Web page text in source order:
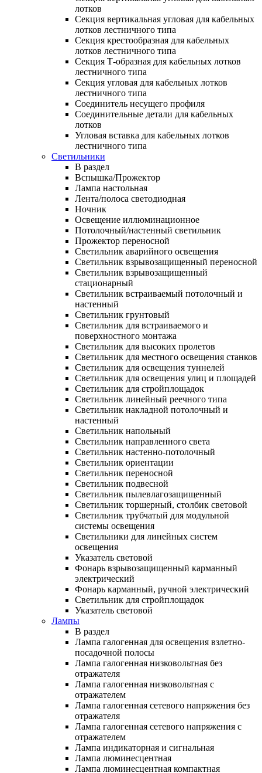
лотков
Секция вертикальная угловая для кабельных
лотков лестничного типа
Секция крестообразная для кабельных
лотков лестничного типа
Секция Т-образная для кабельных лотков
лестничного типа
Секция угловая для кабельных лотков
лестничного типа
Соединитель несущего профиля
Соединительные детали для кабельных
лотков
Угловая вставка для кабельных лотков
лестничного типа
Светильники
В раздел
Вспышка/Прожектор
Лампа настольная
Лента/полоса светодиодная
Ночник
Освещение иллюминационное
Потолочный/настенный светильник
Прожектор переносной
Светильник аварийного освещения
Светильник взрывозащищенный переносной
Светильник взрывозащищенный
стационарный
Светильник встраиваемый потолочный и
настенный
Светильник грунтовый
Светильник для встраиваемого и
поверхностного монтажа
Светильник для высоких пролетов
Светильник для местного освещения станков
Светильник для освещения туннелей
Светильник для освещения улиц и площадей
Светильник для стройплощадок
Светильник линейный реечного типа
Светильник накладной потолочный и
настенный
Светильник напольный
Светильник направленного света
Светильник настенно-потолочный
Светильник ориентации
Светильник переносной
Светильник подвесной
Светильник пылевлагозащищенный
Светильник торшерный, столбик световой
Светильник трубчатый для модульной
системы освещения
Светильники для линейных систем
освещения
Указатель световой
Фонарь взрывозащищенный карманный
электрический
Фонарь карманный, ручной электрический
Светильник для стройплощадок
Указатель световой
Лампы
В раздел
Лампа галогенная для освещения взлетно-
посадочной полосы
Лампа галогенная низковольтная без
отражателя
Лампа галогенная низковольтная с
отражателем
Лампа галогенная сетевого напряжения без
отражателя
Лампа галогенная сетевого напряжения с
отражателем
Лампа индикаторная и сигнальная
Лампа люминесцентная
Лампа люминесцентная компактная